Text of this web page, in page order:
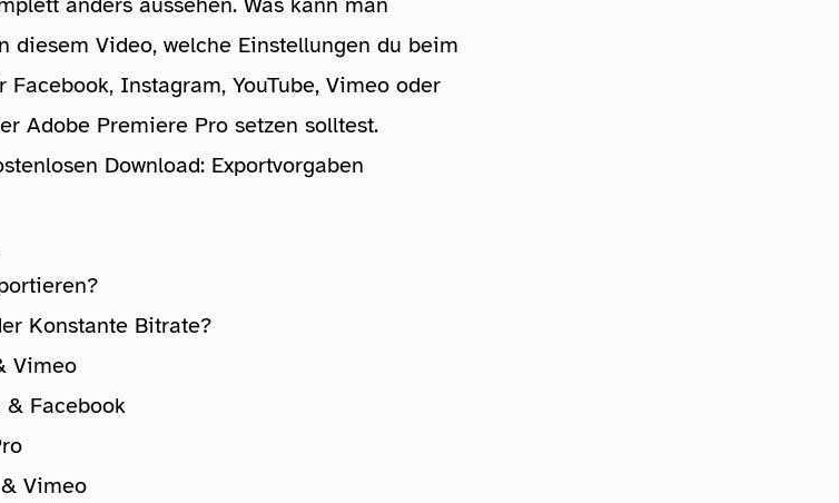
diesem Video, welche Einstellungen du beim
Instagram, YouTube, Vimeo oder
Adobe Premiere Pro setzen solltest.
Download: Exportvorgaben
Konstante Bitrate?
Vimeo
& Facebook
Vimeo